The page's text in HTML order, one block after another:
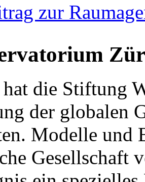
zur
die Stiftung
der globalen
Modelle und
Gesellschaft